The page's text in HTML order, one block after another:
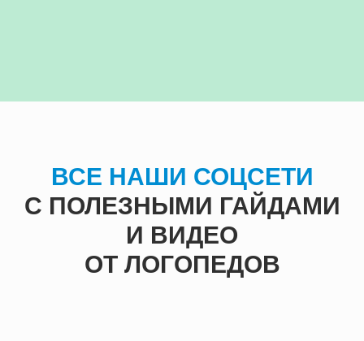
ВСЕ НАШИ СОЦСЕТИ
С ПОЛЕЗНЫМИ ГАЙДАМИ
И ВИДЕО
ОТ ЛОГОПЕДОВ